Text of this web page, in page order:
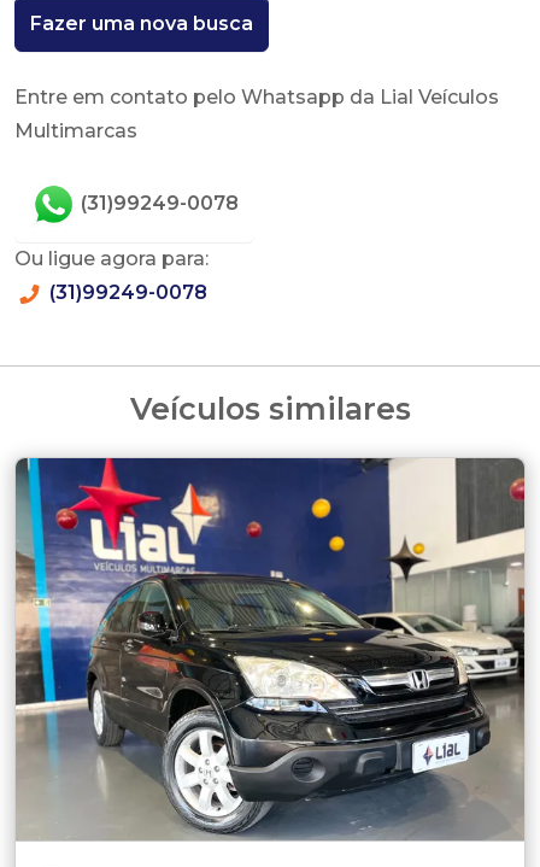
Fazer uma nova busca
Entre em contato pelo Whatsapp da Lial Veículos
Multimarcas
(31)99249-0078
Ou ligue agora para:
(31)99249-0078
Veículos similares